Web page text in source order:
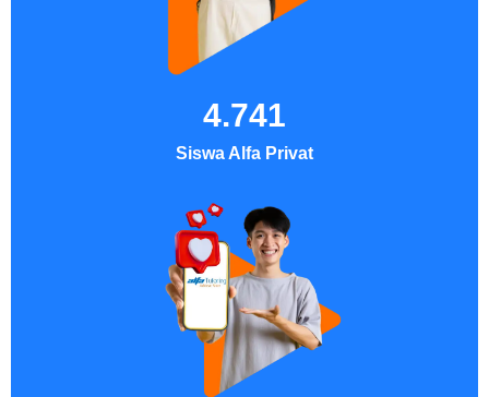
Siswa Alfa Privat
4.741